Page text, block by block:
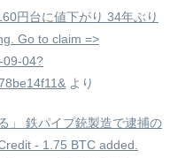
円台に値下がり 34年ぶり
Go to claim =>
09-04?
より
」 鉄パイプ銃製造で逮捕の
- 1.75 BTC added.